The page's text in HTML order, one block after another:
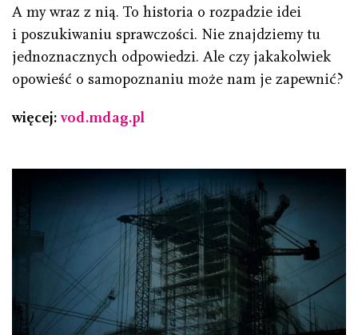
A my wraz z nią. To historia o rozpadzie idei
i poszukiwaniu sprawczości. Nie znajdziemy tu
jednoznacznych odpowiedzi. Ale czy jakakolwiek
opowieść o samopoznaniu może nam je zapewnić?
więcej: vod.mdag.pl